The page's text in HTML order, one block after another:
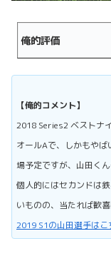
俺的評価
【俺的コメント】
2018 Series2 ベストナ
オールAで、しかもや
場予定ですが、山田く
個人的にはセカンドは
いものの、当たれば歓喜
2019 S1の山田選手はこ